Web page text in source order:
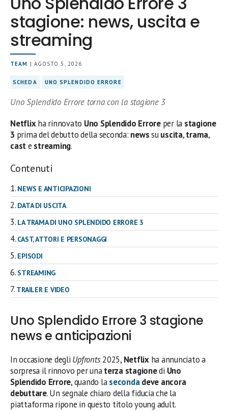
stagione: news, uscita e
streaming
TEAM | AGOSTO 5, 2026
SCHEDA UNO SPLENDIDO ERRORE
Uno Splendido Errore torna con la stagione 3
Netflixha rinnovato Uno Splendido Erroreper la stagione
3 prima del debutto della seconda: newssuuscita,trama,
caste streaming.
Contenuti
NEWS E ANTICIPAZIONI
DATA DI USCITA
LA TRAMA DI UNO SPLENDIDO ERRORE 3
CAST, ATTORI E PERSONAGGI
EPISODI
STREAMING
TRAILER E VIDEO
Uno Splendido Errore 3 stagione
news e anticipazioni
In occasione degli Upfronts2025, Netflixha annunciato a
sorpresa il rinnovo per unaterza stagionedi Uno
Splendido Errore, quando lasecondadeve ancora
debuttare. Un segnale chiaro della fiducia che la
piattaforma ripone in questo titolo young adult.